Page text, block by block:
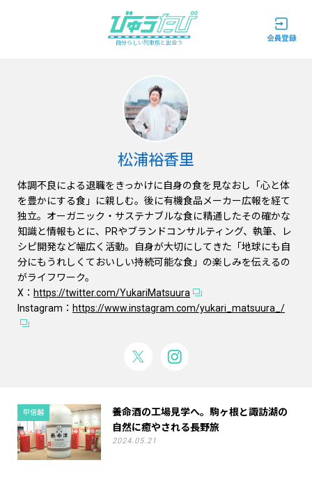
自分らしい列車旅と出会う
松浦裕香里
体調不良による退職をきっかけに自身の食を見なおし「心と体
を豊かにする食」に親しむ。後に有機食品メーカー広報を経て
独立。オーガニック・サステナブルな食に精通したその確かな
知識と情報もとに、PRやブランドコンサルティング、執筆、レ
シピ開発など幅広く活動。自身が大切にしてきた「地球にも自
分にもうれしくておいしい持続可能な食」の楽しみを伝えるの
がライフワーク。
X： https://twitter.com/YukariMatsuura
Instagram： https://www.instagram.com/yukari_matsuura_/
甲信越
養命酒の工場見学へ。駒ヶ根と諏訪湖の
自然に癒やされる長野旅
2024.05.21